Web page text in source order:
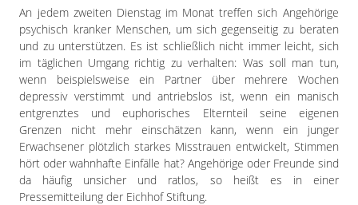
Wartenberg
Schwalm
Fulda
Gießen
Impressum
Datenschutzerklärung
An jedem zweiten Dienstag im Monat treffen sich Angehörige
psychisch kranker Menschen, um sich gegenseitig zu beraten
und zu unterstützen. Es ist schließlich nicht immer leicht, sich
im täglichen Umgang richtig zu verhalten: Was soll man tun,
wenn beispielsweise ein Partner über mehrere Wochen
depressiv verstimmt und antriebslos ist, wenn ein manisch
entgrenztes und euphorisches Elternteil seine eigenen
Grenzen nicht mehr einschätzen kann, wenn ein junger
Erwachsener plötzlich starkes Misstrauen entwickelt, Stimmen
hört oder wahnhafte Einfälle hat? Angehörige oder Freunde sind
da häufig unsicher und ratlos, so heißt es in einer
Pressemitteilung der Eichhof Stiftung.